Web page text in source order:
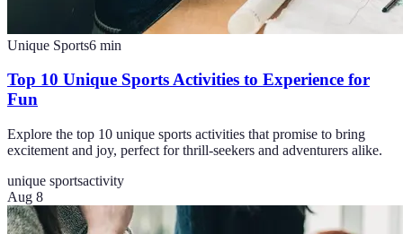
Unique Sports6 min
Top 10 Unique Sports Activities to Experience for
Fun
Explore the top 10 unique sports activities that promise to bring
excitement and joy, perfect for thrill-seekers and adventurers alike.
unique sportsactivity
Aug 8